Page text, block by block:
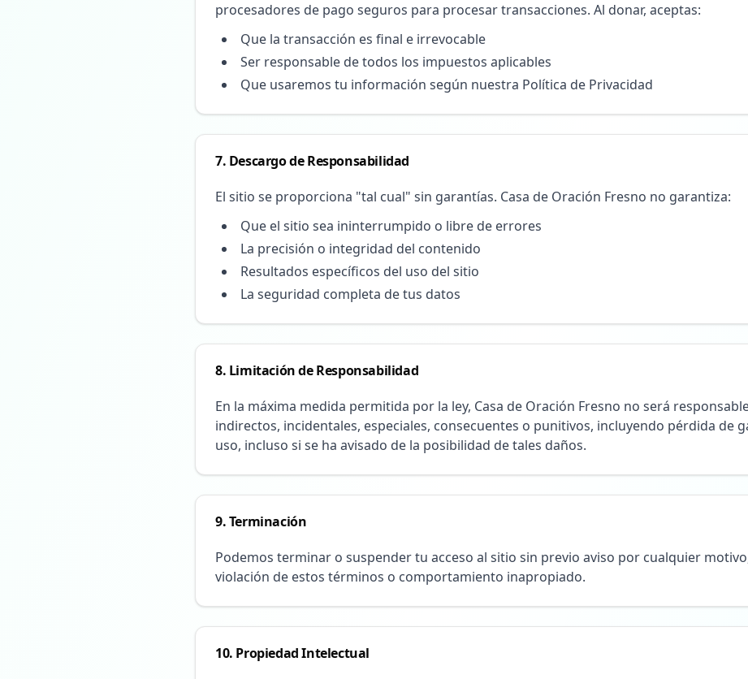
procesadores de pago seguros para procesar transacciones. Al donar, aceptas:
Que la transacción es final e irrevocable
Ser responsable de todos los impuestos aplicables
Que usaremos tu información según nuestra Política de Privacidad
7. Descargo de Responsabilidad
El sitio se proporciona "tal cual" sin garantías. Casa de Oración Fresno no garantiza:
Que el sitio sea ininterrumpido o libre de errores
La precisión o integridad del contenido
Resultados específicos del uso del sitio
La seguridad completa de tus datos
8. Limitación de Responsabilidad
En la máxima medida permitida por la ley, Casa de Oración Fresno no será
indirectos, incidentales, especiales, consecuentes o punitivos, incluyendo pérdida de
uso, incluso si se ha avisado de la posibilidad de tales daños.
9. Terminación
Podemos terminar o suspender tu acceso al sitio sin previo aviso por cualquier
violación de estos términos o comportamiento inapropiado.
10. Propiedad Intelectual